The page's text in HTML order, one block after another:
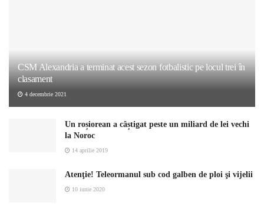
CSM Alexandria a terminat acest sezon fotbalistic pe locul trei în
clasament
4 decembrie 2021
Un roșiorean a câștigat peste un miliard de lei vechi
la Noroc
14 aprilie 2019
Atenţie! Teleormanul sub cod galben de ploi şi vijelii
10 iunie 2020